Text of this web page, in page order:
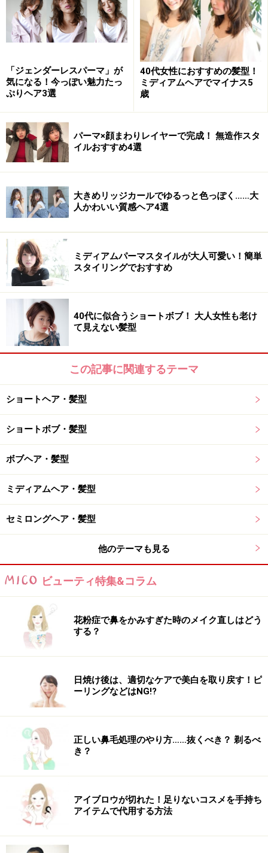
おすすめ2：アシメバング×アッシュの耳か
けショート
おすすめ2：アシメバング×アッシュの耳かけショート
骨格補正のアシメバングは、えりあしをシャープにして
すっきりさせ、ふんわり感のあるトップとのバランス感
を調節。耳かけヘアでおでこを出し、顔の面積を広めに
とって清潔感のある雰囲気にしています。透明感たっぷ
り、引き締めカラーのアッシュブラウンで小顔＆美肌効
果もUP。
【このスタイルが似合う髪のタイプ】
髪量：普通～多い
髪質：柔らかい～硬い
顔型：四角・卵型・丸・面長・逆三角
髪のクセ：なし～少し
おすすめ3：ウルフ×マッシュの耳かけショ
ート
おすすめ3：ウルフ×マッシュの耳かけショート（画像提供：
長めバングと短めのもみあげのバランスが計算された、
して、スタイリングで束感をプラス。ふんわりとしたボ
リューム感がありつつ、全体としてはシャープな印象で
小顔効果も抜群。カラーは、グレージュに少しヴァイオ
レットを入れて艶っぽい雰囲気に。
【このスタイルが似合う髪のタイプ】
髪質：柔らかい～硬い
顔型：四角・卵型・丸・ベース・面長・逆三角
髪のクセ：なし～強い
■ 関連記事
耳かけで女性らしさUP！「マニッシュショートヘア」
※記事内容は執筆時点のものです。最新の内容をご確認くださ
い。
「ジェンダーレスパーマ」が
気になる！今っぽい魅力たっ
ぷりヘア3選
40代女性におすすめの髪型！
ミディアムヘアでマイナス5
歳
パーマ×顔まわりレイヤーで完成！ 無造作スタ
イルおすすめ4選
大きめリッジカールでゆるっと色っぽく……大
人かわいい質感ヘア4選
ミディアムパーマスタイルが大人可愛い！簡単
スタイリングでおすすめ
40代に似合うショートボブ！ 大人女性も老け
て見えない髪型
この記事に関連するテーマ
ショートヘア・髪型
ショートボブ・髪型
ボブヘア・髪型
ミディアムヘア・髪型
セミロングヘア・髪型
他のテーマも見る
ビューティ特集&コラム
花粉症で鼻をかみすぎた時のメイク直しはどう
する？
日焼け後は、適切なケアで美白を取り戻す！ピ
ーリングなどはNG!?
正しい鼻毛処理のやり方……抜くべき？ 剃るべ
き？
アイブロウが切れた！足りないコスメを手持ち
アイテムで代用する方法